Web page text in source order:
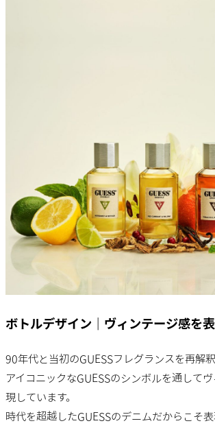
ボトルデザイン｜ヴィンテージ感を
90年代と当初のGUESSフレグランスを再解釈
アイコニックなGUESSのシンボルを通して
現しています。
時代を超越したGUESSのデニムだからこそ